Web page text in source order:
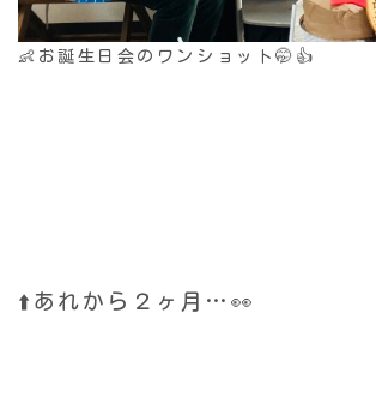
👶お誕生日会のワンショット🤭👍
⬆️あれから２ヶ月…👀